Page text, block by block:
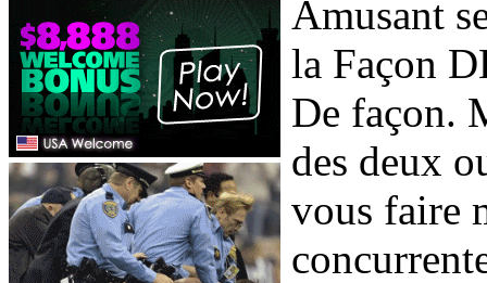
Amusant
la Façon
De façon.
des deux
vous faire